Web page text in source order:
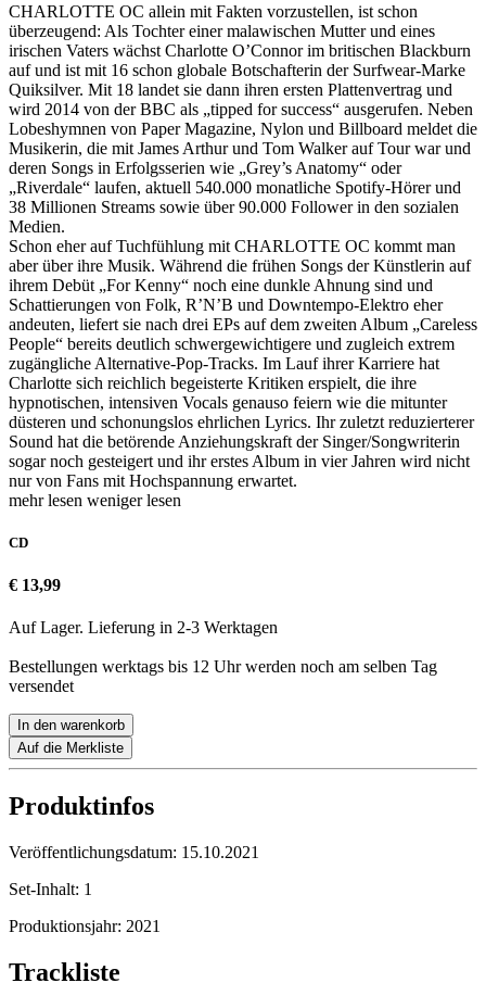
CHARLOTTE OC allein mit Fakten vorzustellen, ist schon
überzeugend: Als Tochter einer malawischen Mutter und eines
irischen Vaters wächst Charlotte O’Connor im britischen Blackburn
auf und ist mit 16 schon globale Botschafterin der Surfwear-Marke
Quiksilver. Mit 18 landet sie dann ihren ersten Plattenvertrag und
wird 2014 von der BBC als „tipped for success“ ausgerufen. Neben
Lobeshymnen von Paper Magazine, Nylon und Billboard meldet die
Musikerin, die mit James Arthur und Tom Walker auf Tour war und
deren Songs in Erfolgsserien wie „Grey’s Anatomy“ oder
„Riverdale“ laufen, aktuell 540.000 monatliche Spotify-Hörer und
38 Millionen Streams sowie über 90.000 Follower in den sozialen
Medien.
Schon eher auf Tuchfühlung mit CHARLOTTE OC kommt man
aber über ihre Musik. Während die frühen Songs der Künstlerin auf
ihrem Debüt „For Kenny“ noch eine dunkle Ahnung sind und
Schattierungen von Folk, R’N’B und Downtempo-Elektro eher
andeuten, liefert sie nach drei EPs auf dem zweiten Album „Careless
People“ bereits deutlich schwergewichtigere und zugleich extrem
zugängliche Alternative-Pop-Tracks. Im Lauf ihrer Karriere hat
Charlotte sich reichlich begeisterte Kritiken erspielt, die ihre
hypnotischen, intensiven Vocals genauso feiern wie die mitunter
düsteren und schonungslos ehrlichen Lyrics. Ihr zuletzt reduzierterer
Sound hat die betörende Anziehungskraft der Singer/Songwriterin
sogar noch gesteigert und ihr erstes Album in vier Jahren wird nicht
nur von Fans mit Hochspannung erwartet.
mehr lesen weniger lesen
CD
€ 13,99
Auf Lager. Lieferung in 2-3 Werktagen
Bestellungen werktags bis 12 Uhr werden noch am selben Tag
versendet
In den warenkorb
Auf die Merkliste
Produktinfos
Veröffentlichungsdatum: 15.10.2021
Set-Inhalt: 1
Produktionsjahr: 2021
Trackliste